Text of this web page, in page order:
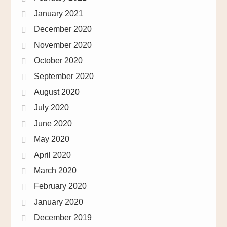
January 2021
December 2020
November 2020
October 2020
September 2020
August 2020
July 2020
June 2020
May 2020
April 2020
March 2020
February 2020
January 2020
December 2019